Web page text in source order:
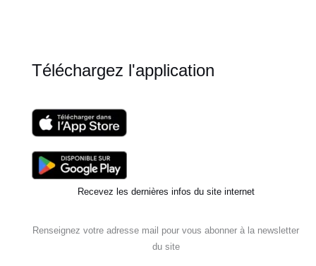
Téléchargez l'application
Recevez les dernières infos du site internet
Renseignez votre adresse mail pour vous abonner à la newsletter
du site